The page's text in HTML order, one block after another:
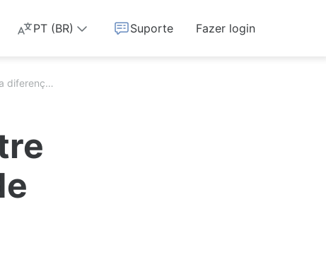
PT (BR) Suporte Fazer login
Qual é a diferença entre aliases e endereços de e-mail temporários?